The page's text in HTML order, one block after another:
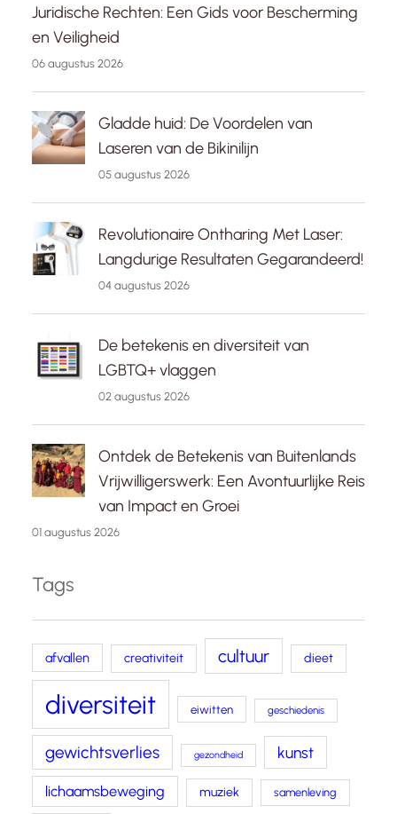
Juridische Rechten: Een Gids voor Bescherming
en Veiligheid
06 augustus 2026
Gladde huid: De Voordelen van
Laseren van de Bikinilijn
05 augustus 2026
Revolutionaire Ontharing Met Laser:
Langdurige Resultaten Gegarandeerd!
04 augustus 2026
De betekenis en diversiteit van
LGBTQ+ vlaggen
02 augustus 2026
Ontdek de Betekenis van Buitenlands
Vrijwilligerswerk: Een Avontuurlijke Reis
van Impact en Groei
01 augustus 2026
Tags
afvallen creativiteit cultuur dieet
diversiteit eiwitten geschiedenis
gewichtsverlies gezondheid kunst
lichaamsbeweging muziek samenleving